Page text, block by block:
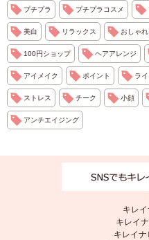
プチプラ プチプラコスメ
美白 リラックス おしゃれ
100円ショップ ヘアアレンジ
アイメイク ポイント ラ
ストレス チーク 小顔
アンチエイジング
キレ
キレイ
キレイ